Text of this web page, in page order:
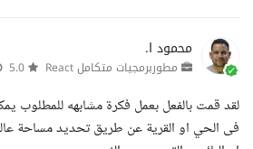
محمود ا.
مطوربرمجيات متكامل React
لقد قمت بالفعل بعمل فكرة مشابهه للمطلوب
فى الحي او القرية عن طريق تحديد مساحة